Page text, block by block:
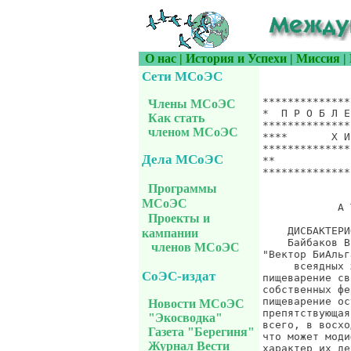
О нас | История и Успехи | Миссия |
Сети МСоЭС
Члены МСоЭС
Как стать
членом МСоЭС
Дела МСоЭС
Программы
МСоЭС
Проекты и
кампании
членов МСоЭС
СоЭС-издат
Новости МСоЭС
"Экосводка"
Газета "Берегиня"
Журнал Вести
*******************************************************************
*  П Р О Б Л Е М Ы  Х И М И Ч Е С К О Й  Б Е З О П А С Н О С Т И  *
*******************************************************************
****       Х И М И Я *  И *  Ж И З Н Ь              ***************
*******************************************************************
**                      Сообщение UCS-INFO.960, 27 января 2003 г. *
*******************************************************************
                                                          Пища наша

            А ТЕПЕРЬ ПОРА ПИТЬ КИСЛОМОЛОЧНОЕ, ЭТО ПОЛЕЗНО

    ДИСБАКТЕРИОЗ - ПРОБЛЕМА ЭНДОЭКОЛОГИЧЕСКАЯ.
    Байбаков В.И., зав. микробиологической лаб. ДГУ ЭПП
"Вектор БиАльгам" ГНЦВБ "Вектор", Новосибирск
     всеядных животных, включая человека, сильно развито "эндогенное"
пищеварение связанное в первую очередь с функционированием
собственных ферментов. У всеядных животных (человека) симбионтное
пищеварение осуществляется уже не в желудке, где кислая среда,
препятствующая развитию микроорганизмов, а в толстой кишке, прежде
всего, в восходящем ее отделе а также в тонком, причем в такой степени,
что может модифицировать работу  генов организма-хозяина или изменять
характер их действия. Следует отметить, что при нарушении равновесных
отношений в системе микробио- хозяин возникает ситуация, когда сигналы
микрофлоры могут играть патофизиологическую роль.
   Число микробных клеток в кишечнике позвоночных может быть очень
большим, порядка 1013-1015, в зависимости от вида животного, что
значительно превышает число собственных клеток организма-хозяина.
Таким образом, совокупность микроорганизмов -  микробиота, вносит не
менее значительную метаболический вклад в организме, чем собственный
геном организма-хозяина. Микрофлора совместно с неперевариваемыми
полисахаридами представляют собой своеобразный энтеросорбент с
огромной адсорбционной емкостью, поэтому большая часть ядов выносится
из организма вместе с кишечным содержимым, даже не вступая в
непосредственный контакт со слизистой. Другая часть токсичных
метаболитов вовлекается в дальнейший метаболизм и утилизируется